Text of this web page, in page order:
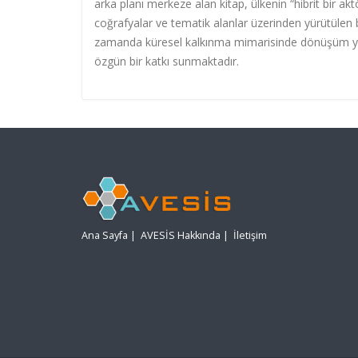
arka planı merkeze alan kitap, ülkenin “hibrit bir
coğrafyalar ve tematik alanlar üzerinden yürütülen
zamanda küresel kalkınma mimarisinde
özgün bir katkı sunmaktadır.
Ana Sayfa | AVESİS Hakkında | İletişim